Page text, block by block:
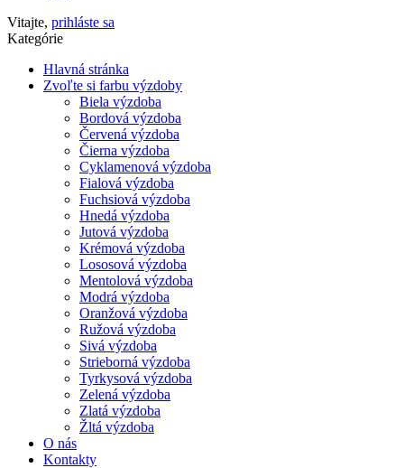
Vitajte, prihláste sa
Kategórie
Hlavná stránka
Zvoľte si farbu výzdoby
Biela výzdoba
Bordová výzdoba
Červená výzdoba
Čierna výzdoba
Cyklamenová výzdoba
Fialová výzdoba
Fuchsiová výzdoba
Hnedá výzdoba
Jutová výzdoba
Krémová výzdoba
Lososová výzdoba
Mentolová výzdoba
Modrá výzdoba
Oranžová výzdoba
Ružová výzdoba
Sivá výzdoba
Strieborná výzdoba
Tyrkysová výzdoba
Zelená výzdoba
Zlatá výzdoba
Žltá výzdoba
O nás
Kontakty